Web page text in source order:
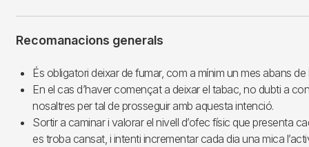
Recomanacions generals
És obligatori deixar de fumar, com a mínim un mes abans de
En el cas d’haver començat a deixar el tabac, no dubti a
nosaltres per tal de prosseguir amb aquesta intenció.
Sortir a caminar i valorar el nivell d’ofec físic que presenta
es troba cansat, i intenti incrementar cada dia una mica